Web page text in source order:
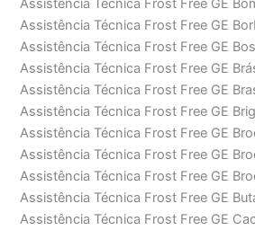
Assistência Técnica Frost Free GE
Assistência Técnica Frost Free GE
Assistência Técnica Frost Free GE
Assistência Técnica Frost Free GE
Assistência Técnica Frost Free GE
Assistência Técnica Frost Free GE
Assistência Técnica Frost Free GE
Assistência Técnica Frost Free GE
Assistência Técnica Frost Free GE
Assistência Técnica Frost Free GE
Assistência Técnica Frost Free GE